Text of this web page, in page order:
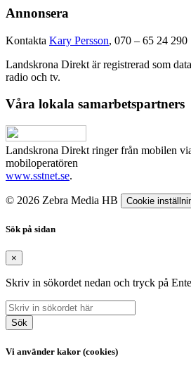
Annonsera
Kontakta Kary Persson, 070 – 65 24 290
Landskrona Direkt är registrerad som
radio och tv.
Våra lokala samarbetspartners
Landskrona Direkt ringer från mobilen
mobiloperatören
www.sstnet.se.
© 2026 Zebra Media HB Cookie
Sök på sidan
×
Skriv in sökordet nedan och tryck på
Sök
Vi använder kakor (cookies)